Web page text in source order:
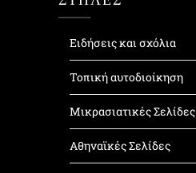
Ειδήσεις και σχόλια
Τοπική αυτοδιοίκηση
Μικρασιατικές Σελίδες
Αθηναϊκές Σελίδες